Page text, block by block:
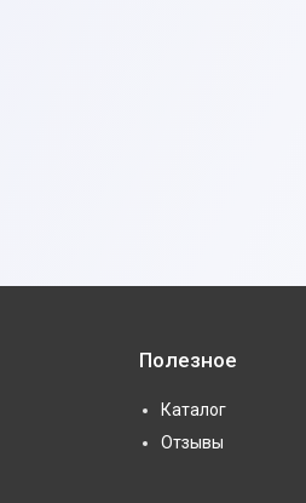
Полезное
Каталог
Отзывы